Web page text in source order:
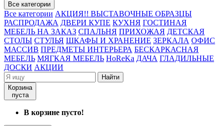
Все категории
Все категории АКЦИЯ!! ВЫСТАВОЧНЫЕ ОБРАЗЦЫ
РАСПРОДАЖА ДВЕРИ КУПЕ КУХНЯ ГОСТИНАЯ
МЕБЕЛЬ НА ЗАКАЗ СПАЛЬНЯ ПРИХОЖАЯ ДЕТСКАЯ
СТОЛЫ СТУЛЬЯ ШКАФЫ И ХРАНЕНИЕ ЗЕРКАЛА ОФИС
МАССИВ ПРЕДМЕТЫ ИНТЕРЬЕРА БЕСКАРКАСНАЯ
МЕБЕЛЬ МЯГКАЯ МЕБЕЛЬ HoReKa ДАЧА ГЛАДИЛЬНЫЕ
ДОСКИ АКЦИИ
Найти
Корзина
пуста
В корзине пусто!